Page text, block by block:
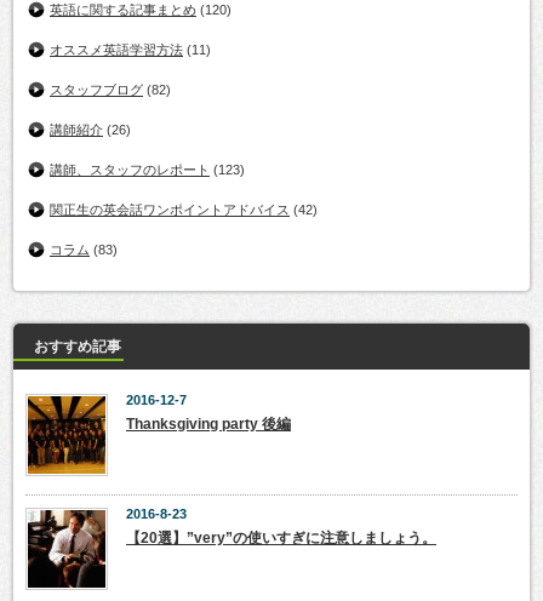
英語に関する記事まとめ (120)
オススメ英語学習方法 (11)
スタッフブログ (82)
講師紹介 (26)
講師、スタッフのレポート (123)
関正生の英会話ワンポイントアドバイス (42)
コラム (83)
おすすめ記事
2016-12-7
Thanksgiving party 後編
2016-8-23
【20選】”very”の使いすぎに注意しましょう。